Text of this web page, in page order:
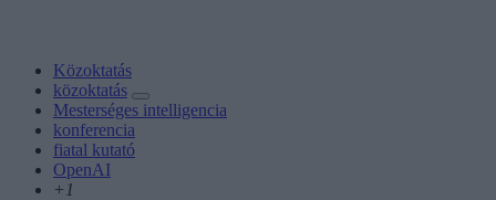
Közoktatás
közoktatás
Mesterséges intelligencia
konferencia
fiatal kutató
OpenAI
+1